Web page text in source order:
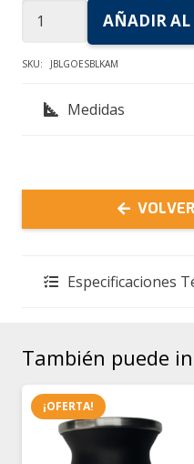
Parlante
JBL
Go
AÑADIR AL
SKU: JBLGOESBLKAM
Medidas
Especificaciones
También puede
¡OFERTA!